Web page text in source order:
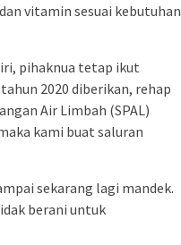
vitamin sesuai kebutuhan
pihaknua tetap ikut
2020 diberikan, rehap
Air Limbah (SPAL)
kami buat saluran
sekarang lagi mandek.
berani untuk